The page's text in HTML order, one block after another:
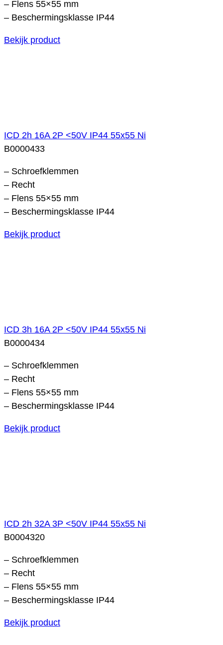
– Flens 55×55 mm
– Beschermingsklasse IP44
Bekijk product
ICD 2h 16A 2P <50V IP44 55x55 Ni
B0000433
– Schroefklemmen
– Recht
– Flens 55×55 mm
– Beschermingsklasse IP44
Bekijk product
ICD 3h 16A 2P <50V IP44 55x55 Ni
B0000434
– Schroefklemmen
– Recht
– Flens 55×55 mm
– Beschermingsklasse IP44
Bekijk product
ICD 2h 32A 3P <50V IP44 55x55 Ni
B0004320
– Schroefklemmen
– Recht
– Flens 55×55 mm
– Beschermingsklasse IP44
Bekijk product